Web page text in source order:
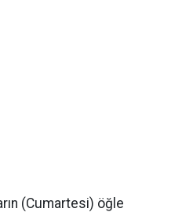
(Cumartesi) öğle